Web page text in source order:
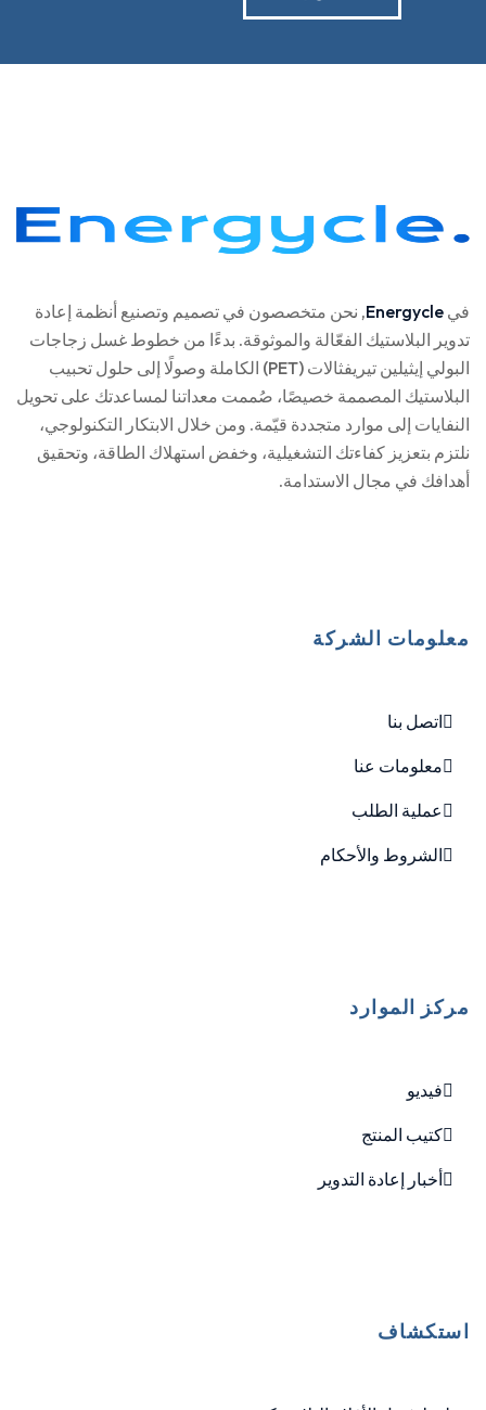
في Energycle, نحن متخصصون في تصميم وتصنيع أنظمة إعادة
تدوير البلاستيك الفعّالة والموثوقة. بدءًا من خطوط غسل زجاجات
البولي إيثيلين تيريفثالات (PET) الكاملة وصولًا إلى حلول تحبيب
البلاستيك المصممة خصيصًا، صُممت معداتنا لمساعدتك على تحويل
النفايات إلى موارد متجددة قيّمة. ومن خلال الابتكار التكنولوجي،
نلتزم بتعزيز كفاءتك التشغيلية، وخفض استهلاك الطاقة، وتحقيق
أهدافك في مجال الاستدامة.
معلومات الشركة
اتصل بنا
معلومات عنا
عملية الطلب
الشروط والأحكام
مركز الموارد
فيديو
كتيب المنتج
أخبار إعادة التدوير
استكشاف